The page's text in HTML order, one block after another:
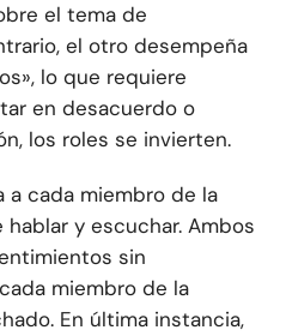
el tema de
el otro desempeña
lo que requiere
en desacuerdo o
los roles se invierten.
a cada miembro de la
y escuchar. Ambos
sin
miembro de la
En última instancia,